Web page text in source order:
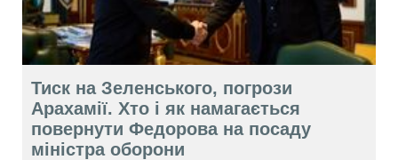
Тиск на Зеленського, погрози
Арахамії. Хто і як намагається
повернути Федорова на посаду
міністра оборони